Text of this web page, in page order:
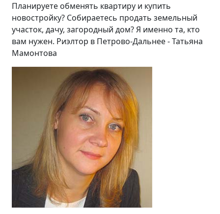
Планируете обменять квартиру и купить
новостройку? Собираетесь продать земельный
участок, дачу, загородный дом? Я именно та, кто
вам нужен. Риэлтор в Петрово-Дальнее - Татьяна
Мамонтова